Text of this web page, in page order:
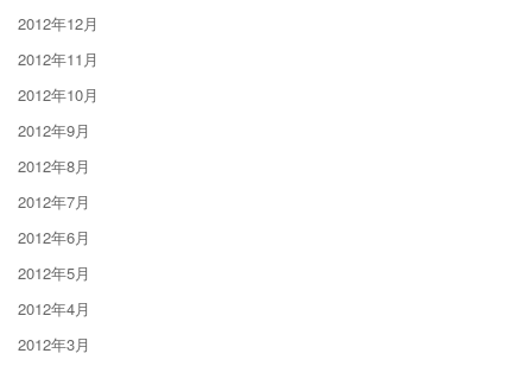
2012年12月
2012年11月
2012年10月
2012年9月
2012年8月
2012年7月
2012年6月
2012年5月
2012年4月
2012年3月